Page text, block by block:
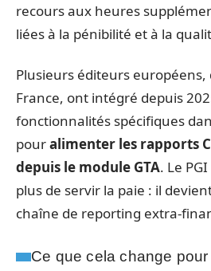
recours aux heures
liées à la pénibilité et à la
Plusieurs éditeurs européens,
France, ont intégré depuis
fonctionnalités spécifiques
pouralimenter les rapports
depuis le module GTA. Le
plus de servir la paie : il
chaîne de reporting extra-
Ce que cela change